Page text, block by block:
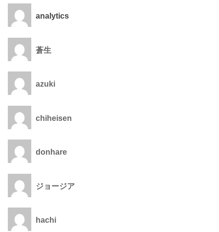
analytics
蒼生
azuki
chiheisen
donhare
ジョージア
hachi